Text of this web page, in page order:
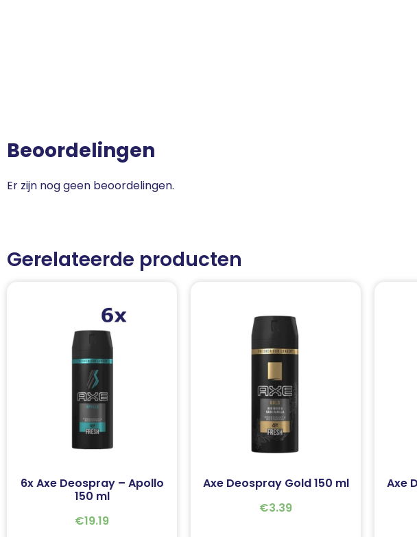
Beoordelingen
Er zijn nog geen beoordelingen.
Gerelateerde producten
6x Axe Deospray – Apollo
150 ml
€19.19
Axe Deospray Gold 150 ml
€3.39
Axe